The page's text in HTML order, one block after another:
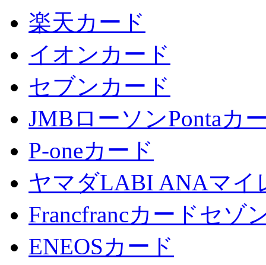
楽天カード
イオンカード
セブンカード
JMBローソンPontaカ
P-oneカード
ヤマダLABI ANAマイ
Francfrancカードセゾ
ENEOSカード